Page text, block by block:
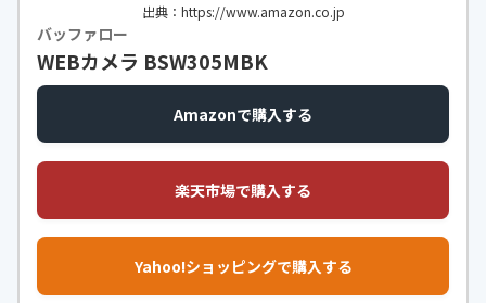
出典：https://www.amazon.co.jp
バッファロー
WEBカメラ BSW305MBK
Amazonで購入する
楽天市場で購入する
Yahoo!ショッピングで購入する